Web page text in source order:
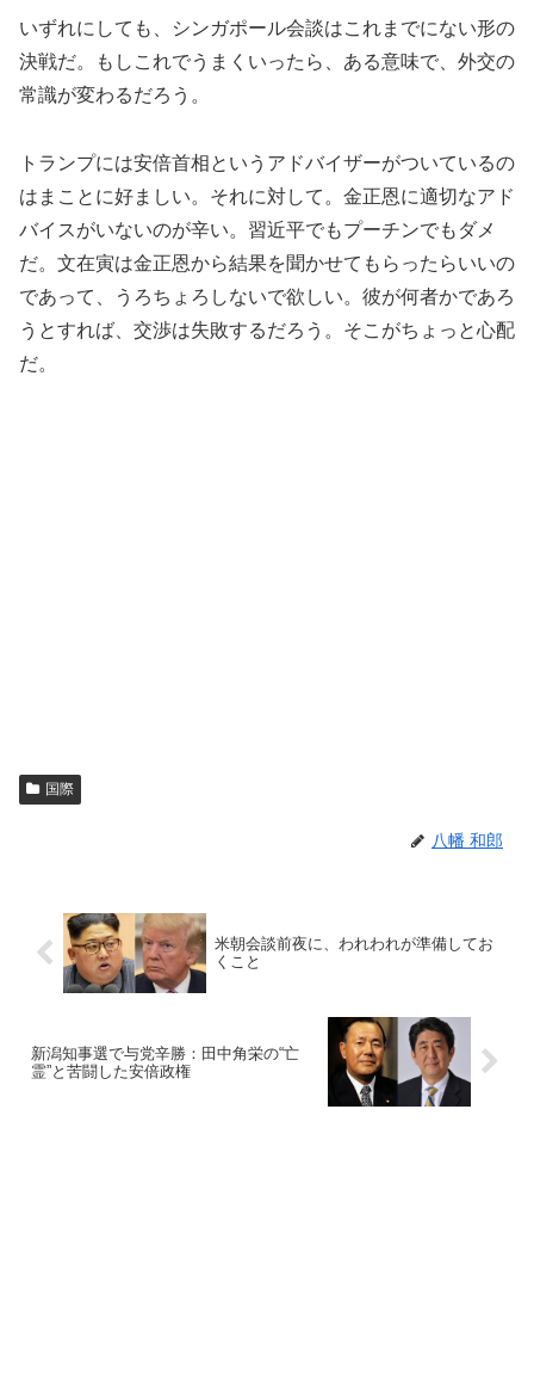
いずれにしても、シンガポール会談はこれまでにない形の
決戦だ。もしこれでうまくいったら、ある意味で、外交の
常識が変わるだろう。
トランプには安倍首相というアドバイザーがついているの
はまことに好ましい。それに対して。金正恩に適切なアド
バイスがいないのが辛い。習近平でもプーチンでもダメ
だ。文在寅は金正恩から結果を聞かせてもらったらいいの
であって、うろちょろしないで欲しい。彼が何者かであろ
うとすれば、交渉は失敗するだろう。そこがちょっと心配
だ。
国際
八幡 和郎
米朝会談前夜に、われわれが準備してお
くこと
新潟知事選で与党辛勝：田中角栄の“亡
霊”と苦闘した安倍政権